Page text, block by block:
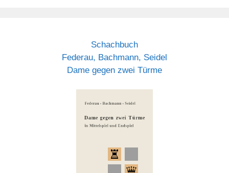
Schachbuch
Federau, Bachmann, Seidel
Dame gegen zwei Türme